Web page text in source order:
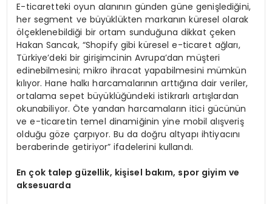
E-ticaretteki oyun alanının günden güne genişlediğini,
her segment ve büyüklükten markanın küresel olarak
ölçeklenebildiği bir ortam sunduğuna dikkat çeken
Hakan Sancak, “Shopify gibi küresel e-ticaret ağları,
Türkiye’deki bir girişimcinin Avrupa’dan müşteri
edinebilmesini; mikro ihracat yapabilmesini mümkün
kılıyor. Hane halkı harcamalarının arttığına dair veriler,
ortalama sepet büyüklüğündeki istikrarlı artışlardan
okunabiliyor. Öte yandan harcamaların itici gücünün
ve e-ticaretin temel dinamiğinin yine mobil alışveriş
olduğu göze çarpıyor. Bu da doğru altyapı ihtiyacını
beraberinde getiriyor” ifadelerini kullandı.
En çok talep güzellik, kişisel bakım, spor giyim ve
aksesuarda